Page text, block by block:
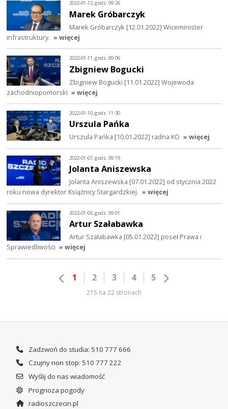
2022-01-12, godz. 09:26
Marek Gróbarczyk
Marek Gróbarczyk [12.01.2022] Wiceminister
infrastruktury. » więcej
2022-01-11, godz. 09:06
Zbigniew Bogucki
Zbigniew Bogucki [11.01.2022] Wojewoda
zachodniopomorski » więcej
2022-01-10, godz. 11:30
Urszula Pańka
Urszula Pańka [10.01.2022] radna KO » więcej
2022-01-07, godz. 09:19
Jolanta Aniszewska
Jolanta Aniszewska [07.01.2022] od stycznia 2022
roku nowa dyrektor Książnicy Stargardzkiej. » więcej
2022-01-05, godz. 09:01
Artur Szałabawka
Artur Szałabawka [05.01.2022] poseł Prawa i
Sprawiedliwości » więcej
1 2 3 4 5
215 na 22 stronach
Zadzwoń do studia: 510 777 666
Czujny non stop: 510 777 222
Wyślij do nas wiadomość
Prognoza pogody
radioszczecin.pl